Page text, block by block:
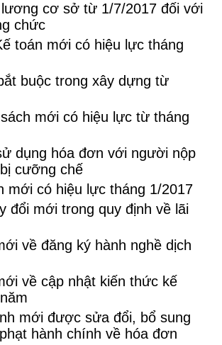
cơ sở từ 1/7/2017 đối với
chức
toán mới có hiệu lực tháng
buộc trong xây dựng từ
mới có hiệu lực từ tháng
dụng hóa đơn với người nộp
cưỡng chế
mới có hiệu lực tháng 1/2017
đổi mới trong quy định về lãi
về đăng ký hành nghề dịch
về cập nhật kiến thức kế
mới được sửa đổi, bổ sung
hành chính về hóa đơn